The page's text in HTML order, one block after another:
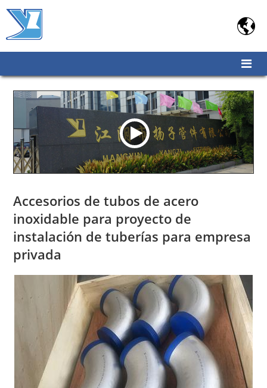

Accesorios de tubos de acero
inoxidable para proyecto de
instalación de tuberías para empresa
privada